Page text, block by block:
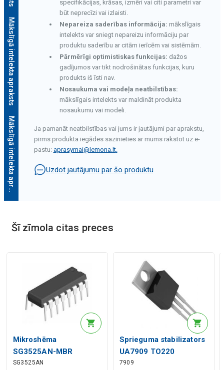
Mākslīgā intelekta apraksts
M
ā
k
s
l
ī
g
ā
i
n
t
e
l
e
k
t
a
a
p
r
a
k
s
t
s
Mākslīgā intelekta apraksts
specifikācijas, krāsas, izmēri vai citi parametri var
būt neprecīzi vai izlaisti.
Nepareiza saderības informācija: mākslīgais
intelekts var sniegt nepareizu informāciju par
produktu saderību ar citām ierīcēm vai sistēmām.
Pārmērīgi optimistiskas funkcijas: dažos
gadījumos var tikt nodrošinātas funkcijas, kuru
produkts iš īsti nav.
Nosaukuma vai modeļa neatbilstības:
mākslīgais intelekts var maldināt produkta
nosaukumu vai modeli.
Ja pamanāt neatbilstības vai jums ir jautājumi par aprakstu,
pirms produkta iegādes sazinieties ar mums rakstot uz e-
pastu: aprasymai@lemona.lt.
Uzdot jautājumu par šo produktu
Šī zīmola citas preces
Mikroshēma
SG3525AN-MBR
SG3525AN
Sprieguma stabilizators
UA7909 TO220
7909